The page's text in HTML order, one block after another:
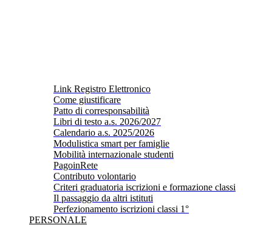
Link Registro Elettronico
Come giustificare
Patto di corresponsabilità
Libri di testo a.s. 2026/2027
Calendario a.s. 2025/2026
Modulistica smart per famiglie
Mobilità internazionale studenti
PagoinRete
Contributo volontario
Criteri graduatoria iscrizioni e formazione classi
Il passaggio da altri istituti
Perfezionamento iscrizioni classi 1°
PERSONALE